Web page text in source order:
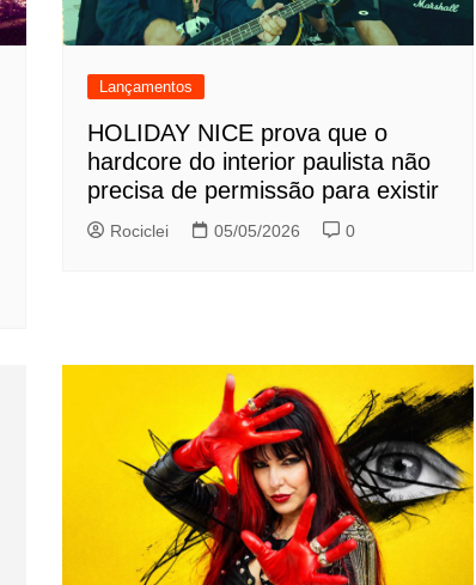
Lançamentos
HOLIDAY NICE prova que o
hardcore do interior paulista não
precisa de permissão para existir
Rociclei 05/05/2026 0